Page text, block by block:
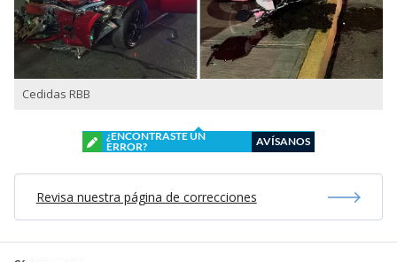
Cedidas RBB
¿ENCONTRASTE UN
ERROR?
AVÍSANOS
Revisa nuestra página de correcciones